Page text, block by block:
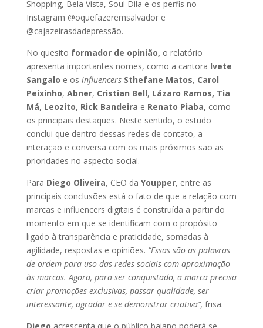
Shopping, Bela Vista, Soul Dila e os perfis no
Instagram @oquefazeremsalvador e
@cajazeirasdadepressão.
No quesito formador de opinião, o relatório
apresenta importantes nomes, como a cantora Ivete
Sangalo e os influencers Sthefane Matos, Carol
Peixinho, Abner, Cristian Bell, Lázaro Ramos, Tia
Má, Leozito, Rick Bandeira e Renato Piaba, como
os principais destaques. Neste sentido, o estudo
conclui que dentro dessas redes de contato, a
interação e conversa com os mais próximos são as
prioridades no aspecto social.
Para Diego Oliveira, CEO da Youpper, entre as
principais conclusões está o fato de que a relação com
marcas e influencers digitais é construída a partir do
momento em que se identificam com o propósito
ligado à transparência e praticidade, somadas à
agilidade, respostas e opiniões. “Essas são as palavras
de ordem para uso das redes sociais com aproximação
às marcas. Agora, para ser conquistado, a marca precisa
criar promoções exclusivas, passar qualidade, ser
interessante, agradar e se demonstrar criativa”, frisa.